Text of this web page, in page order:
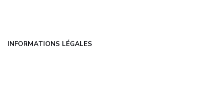
INFORMATIONS LÉGALES